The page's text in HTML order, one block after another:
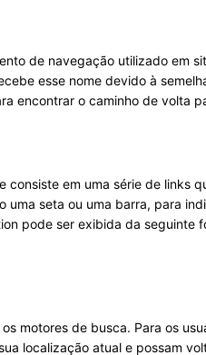
de navegação utilizado em
esse nome devido à
encontrar o caminho de volta
em uma série de links
uma seta ou uma barra, para
pode ser exibida da seguinte
motores de busca. Para os
localização atual e possam